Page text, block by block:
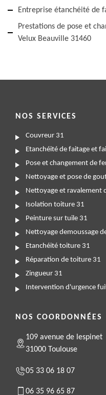
Entreprise étanchéité de
Prestations de pose et
Velux Beauville 31460
NOS SERVICES
Couvreur 31
Etanchéité de faitage et
Pose et changement de
Nettoyage et pose de
Nettoyage et ravalement
Isolation toiture 31
Peinture sur tuile 31
Nettoyage demoussage
Etanchéité toiture 31
Réparation de toiture 31
Zingueur 31
Intervention d'urgence
NOS COORDONNÉES
109 avenue de lespinet
31000 Toulouse
05 33 06 18 07
06 35 96 65 87